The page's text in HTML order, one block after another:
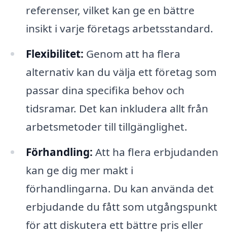
referenser, vilket kan ge en bättre
insikt i varje företags arbetsstandard.
Flexibilitet: Genom att ha flera
alternativ kan du välja ett företag som
passar dina specifika behov och
tidsramar. Det kan inkludera allt från
arbetsmetoder till tillgänglighet.
Förhandling: Att ha flera erbjudanden
kan ge dig mer makt i
förhandlingarna. Du kan använda det
erbjudande du fått som utgångspunkt
för att diskutera ett bättre pris eller